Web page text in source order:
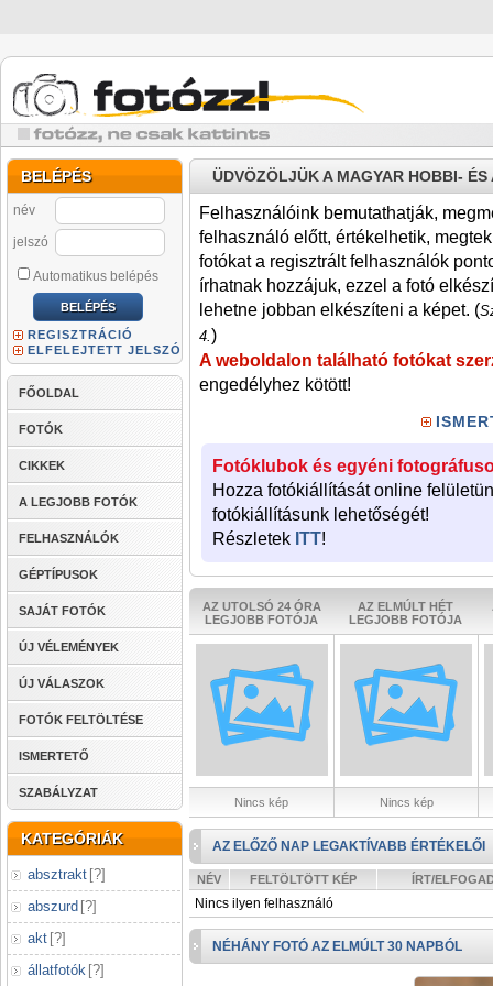
BELÉPÉS
név
jelszó
Automatikus belépés
REGISZTRÁCIÓ
ELFELEJTETT JELSZÓ
FŐOLDAL
FOTÓK
CIKKEK
A LEGJOBB FOTÓK
FELHASZNÁLÓK
GÉPTÍPUSOK
SAJÁT FOTÓK
ÚJ VÉLEMÉNYEK
ÚJ VÁLASZOK
FOTÓK FELTÖLTÉSE
ISMERTETŐ
SZABÁLYZAT
KATEGÓRIÁK
absztrakt [?]
abszurd [?]
akt [?]
állatfotók [?]
ÜDVÖZÖLJÜK A MAGYAR HOBBI-
Felhasználóink bemutathatják,
felhasználó előtt, értékelhetik,
fotókat a regisztrált felhasználók
írhatnak hozzájuk, ezzel a fotó
lehetne jobban elkészíteni a képet. (
4.)
A weboldalon található fotókat
engedélyhez kötött!
Fotóklubok és egyéni
Hozza fotókiállítását online
fotókiállításunk lehetőségét!
Részletek ITT!
AZ UTOLSÓ 24 ÓRA
LEGJOBB FOTÓJA
AZ ELMÚLT HÉT
LEGJOBB FOTÓJA
Nincs kép Nincs kép
AZ ELŐZŐ NAP LEGAKTÍVABB ÉRTÉKELŐI
NÉV FELTÖLTÖTT KÉP ÍRT/
Nincs ilyen felhasználó
NÉHÁNY FOTÓ AZ ELMÚLT 30 NAPBÓL